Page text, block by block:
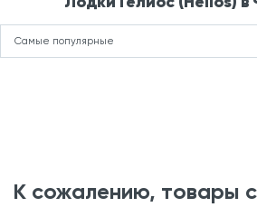
Самые популярные
К сожалению, товары